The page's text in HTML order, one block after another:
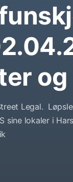
Legal.
sine lokaler i